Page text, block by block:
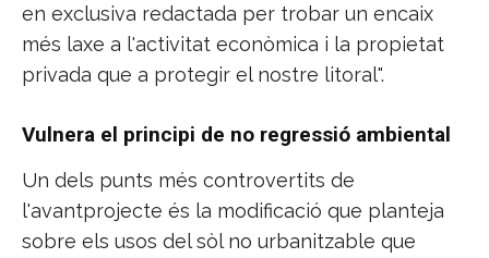
en exclusiva redactada per trobar un encaix
més laxe a l'activitat econòmica i la propietat
privada que a protegir el nostre litoral".
Vulnera el principi de no regressió ambiental
Un dels punts més controvertits de
l'avantprojecte és la modificació que planteja
sobre els usos del sòl no urbanitzable que